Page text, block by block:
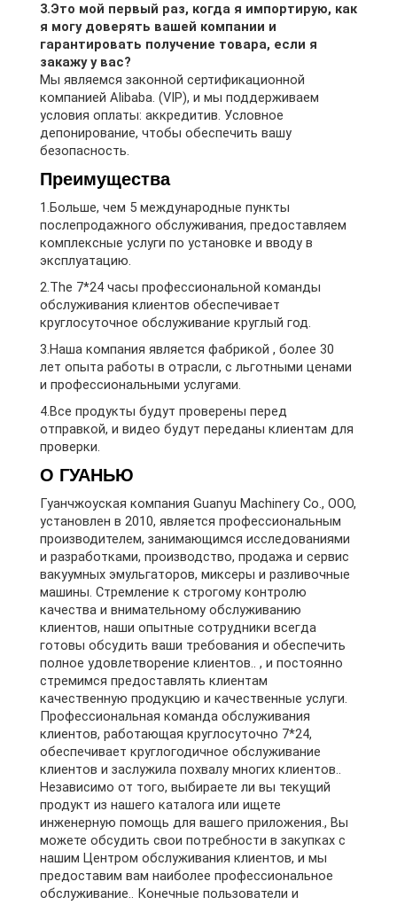
3.Это мой первый раз, когда я импортирую, как
я могу доверять вашей компании и
гарантировать получение товара, если я
закажу у вас?
Мы являемся законной сертификационной
компанией Alibaba. (VIP), и мы поддерживаем
условия оплаты: аккредитив. Условное
депонирование, чтобы обеспечить вашу
безопасность.
Преимущества
1.Больше, чем 5 международные пункты
послепродажного обслуживания, предоставляем
комплексные услуги по установке и вводу в
эксплуатацию.
2.The 7*24 часы профессиональной команды
обслуживания клиентов обеспечивает
круглосуточное обслуживание круглый год.
3.Наша компания является фабрикой , более 30
лет опыта работы в отрасли, с льготными ценами
и профессиональными услугами.
4.Все продукты будут проверены перед
отправкой, и видео будут переданы клиентам для
проверки.
О ГУАНЬЮ
Гуанчжоуская компания Guanyu Machinery Co., ООО,
установлен в 2010, является профессиональным
производителем, занимающимся исследованиями
и разработками, производство, продажа и сервис
вакуумных эмульгаторов, миксеры и разливочные
машины. Стремление к строгому контролю
качества и внимательному обслуживанию
клиентов, наши опытные сотрудники всегда
готовы обсудить ваши требования и обеспечить
полное удовлетворение клиентов.. , и постоянно
стремимся предоставлять клиентам
качественную продукцию и качественные услуги.
Профессиональная команда обслуживания
клиентов, работающая круглосуточно 7*24,
обеспечивает круглогодичное обслуживание
клиентов и заслужила похвалу многих клиентов..
Независимо от того, выбираете ли вы текущий
продукт из нашего каталога или ищете
инженерную помощь для вашего приложения., Вы
можете обсудить свои потребности в закупках с
нашим Центром обслуживания клиентов, и мы
предоставим вам наиболее профессиональное
обслуживание.. Конечные пользователи и